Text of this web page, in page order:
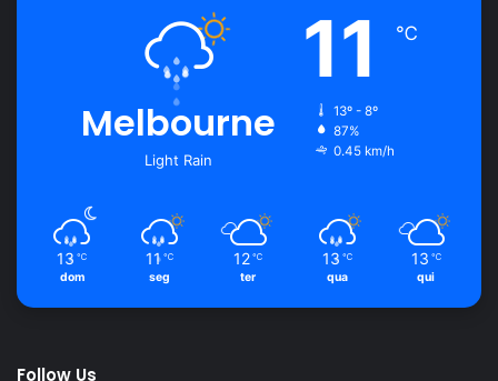
Melbourne
Light Rain
11 ℃
13º - 8º
87%
0.45 km/h
13 ℃
dom
11 ℃
seg
12 ℃
ter
13 ℃
qua
13 ℃
qui
Follow Us